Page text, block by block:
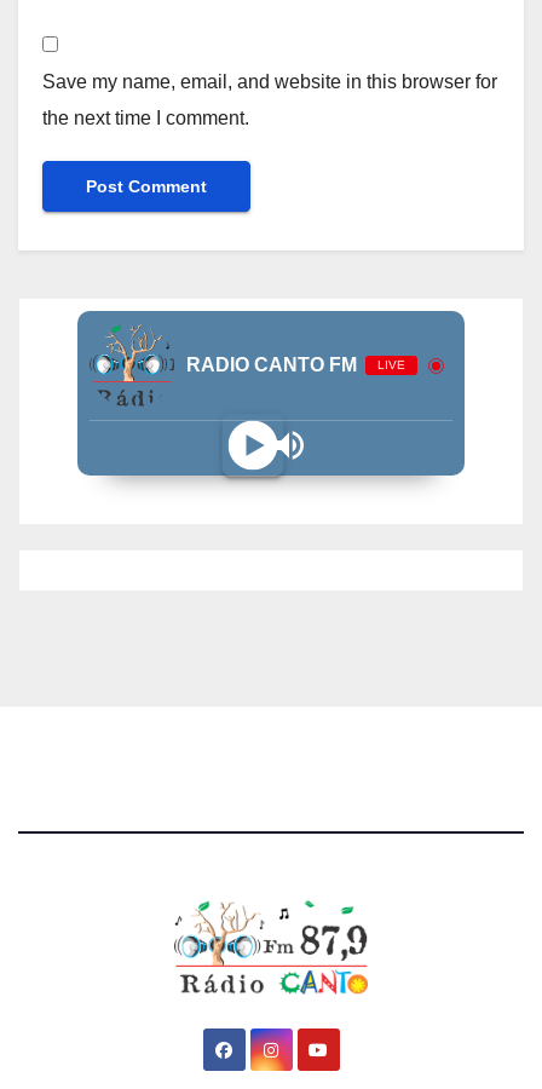
Save my name, email, and website in this browser for
the next time I comment.
RADIO CANTO FM LIVE